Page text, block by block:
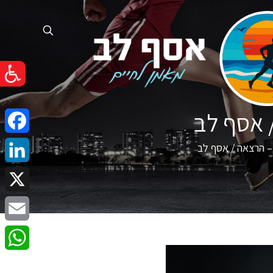
אסף לב
– הרצאה / אסף לב
X
Email